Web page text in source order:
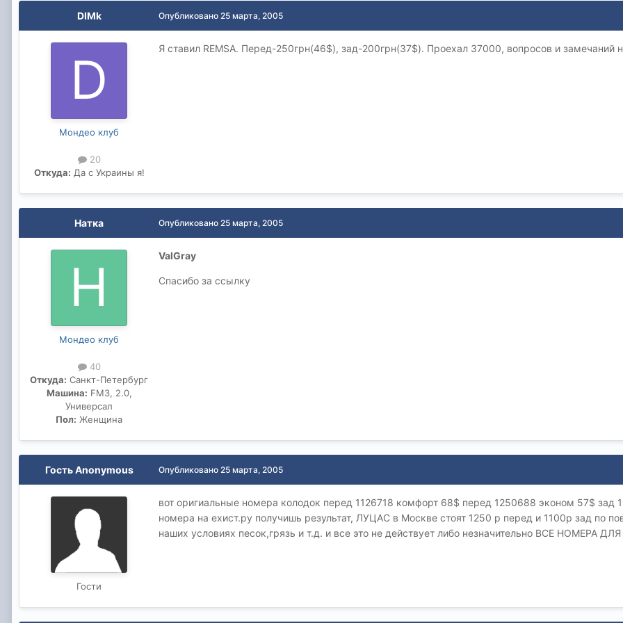
DIMk
Мондео клуб
20
Откуда: Да с Украины я!
Опубликовано 25 марта, 2005
Я ставил REMSA. Перед-250грн(46$), зад-200грн(37$). Проехал 37000, вопросов и замечаний
Натка
Мондео клуб
40
Откуда: Санкт-Петербург
Машина: FM3, 2.0,
Универсал
Пол: Женщина
Опубликовано 25 марта, 2005
ValGray
Спасибо за ссылку
Гость Anonymous
Гости
Опубликовано 25 марта, 2005
вот оригиальные номера колодок перед 1126718 комфорт 68$ перед 1250688 эконом 57$ зад
номера на ехист.ру получишь результат, ЛУЦАС в Москве стоят 1250 р перед и 1100р зад по
наших условиях песок,грязь и т.д. и все это не действует либо незначительно ВСЕ НОМЕРА